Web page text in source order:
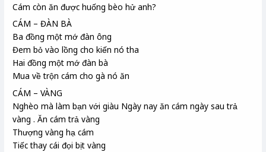
Cám còn ăn được huống bèo hử anh?
CÁM – ĐÀN BÀ
Ba đồng một mớ đàn ông
Đem bỏ vào lồng cho kiến nó tha
Hai đồng một mớ đàn bà
Mua về trộn cám cho gà nó ăn
CÁM – VÀNG
Nghèo mà làm bạn với giàu Ngày nay ăn cám ngày sau trả
vàng . Ăn cám trả vàng
Thượng vàng hạ cám
Tiếc thay cái đọi bịt vàng